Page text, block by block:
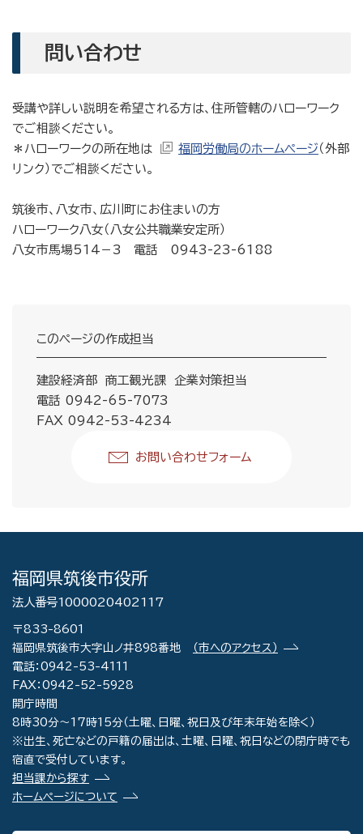
問い合わせ
受講や詳しい説明を希望される方は、住所管轄のハローワーク
でご相談ください。
＊ハローワークの所在地は
福岡労働局のホームページ （外部
リンク）でご相談ください。
筑後市、八女市、広川町にお住まいの方
ハローワーク八女（八女公共職業安定所）
八女市馬場514－3 電話 0943-23-6188
このページの作成担当
建設経済部 商工観光課 企業対策担当
電話 0942-65-7073
FAX 0942-53-4234
お問い合わせフォーム
福岡県筑後市役所
法人番号1000020402117
〒833-8601
福岡県筑後市大字山ノ井898番地
（市へのアクセス）
電話：0942-53-4111
FAX：0942-52-5928
開庁時間
8時30分～17時15分（土曜、日曜、祝日及び年末年始を除く）
※出生、死亡などの戸籍の届出は、土曜、日曜、祝日などの閉庁時でも
宿直で受付しています。
担当課から探す
ホームページについて